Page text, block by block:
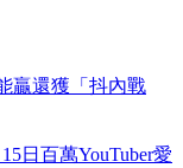
贏還獲「抖內戰
日百萬YouTuber愛